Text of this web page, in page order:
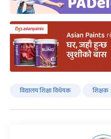
विद्यालय शिक्षा विधेयक शिक्षक